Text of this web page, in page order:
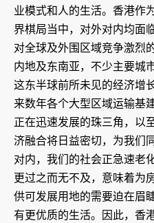
业模式和人的生活。香港作
界棋局当中，对外对内均面
对全球及外围区域竞争激烈
内地及东南亚，不少主要城
这东半球前所未见的经济增
来数年各个大型区域运输基
正在迅速发展的珠三角，以
济融合将日益密切，为我们
对内，我们的社会正急速老
更过之而无不及，意味着为
供可发展用地的需要迫在眉
有更优质的生活。因此，香